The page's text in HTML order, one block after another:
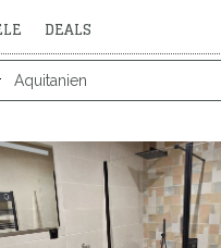
DEALS